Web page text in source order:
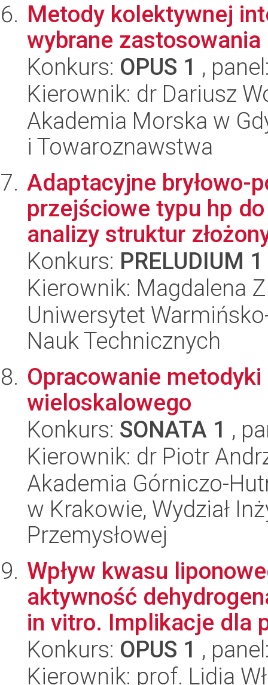
Metody kolektywnej
wybrane zastosowania
Konkurs: OPUS 1 ,
Kierownik: dr Dariusz
Akademia Morska w
i Towaroznawstwa
Adaptacyjne bryłowo-
przejściowe typu hp
analizy struktur
Konkurs: PRELUDIUM 1
Kierownik: Magdalena
Uniwersytet
Nauk Technicznych
Opracowanie
wieloskalowego
Konkurs: SONATA 1 ,
Kierownik: dr Piotr
Akademia Górniczo-
w Krakowie, Wydział
Przemysłowej
Wpływ kwasu
aktywność
in vitro. Implikacje dla
Konkurs: OPUS 1 ,
Kierownik: prof. Lidia